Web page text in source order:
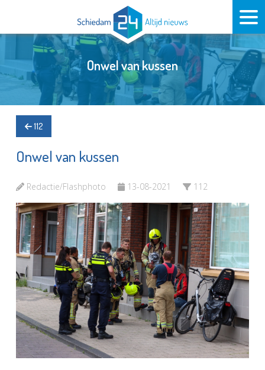
Onwel van kussen
112
Onwel van kussen
Redactie/Flashphoto 13-08-2021 112